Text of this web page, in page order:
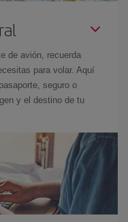
de avión, recuerda
para volar. Aquí
seguro o
y el destino de tu